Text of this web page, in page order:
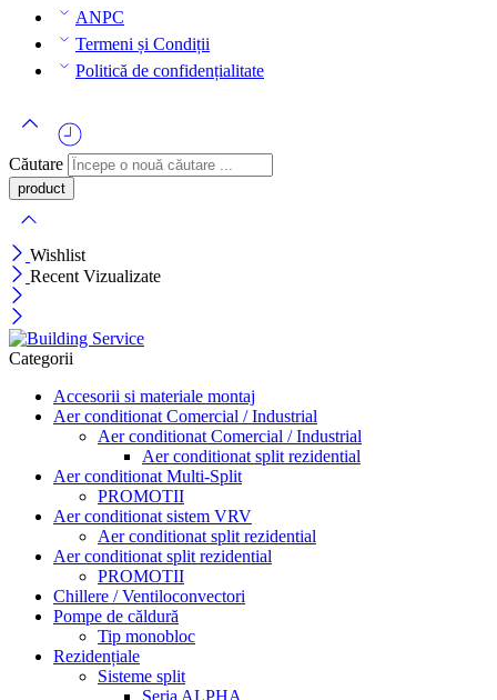
ANPC
Termeni și Condiții
Politică de confidențialitate
Căutare
Wishlist
Recent Vizualizate
Categorii
Accesorii si materiale montaj
Aer conditionat Comercial / Industrial
Aer conditionat Comercial / Industrial
Aer conditionat split rezidential
Aer conditionat Multi-Split
PROMOTII
Aer conditionat sistem VRV
Aer conditionat split rezidential
Aer conditionat split rezidential
PROMOTII
Chillere / Ventiloconvectori
Pompe de căldură
Tip monobloc
Rezidențiale
Sisteme split
Seria ALPHA